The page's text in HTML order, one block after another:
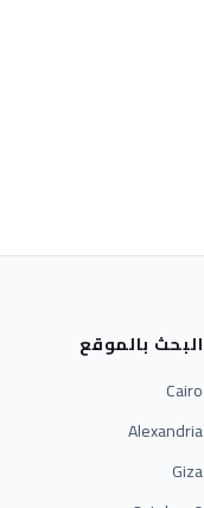
البحث بالموقع
Cairo
Alexandria
Giza